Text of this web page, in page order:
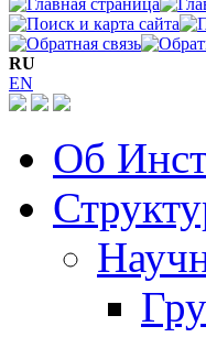
RU
EN
Об